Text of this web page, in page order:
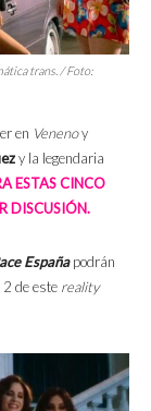
trans. / Foto:
en Venenoy
y la legendaria
ESTAS CINCO
DISCUSIÓN.
Españapodrán
de este reality